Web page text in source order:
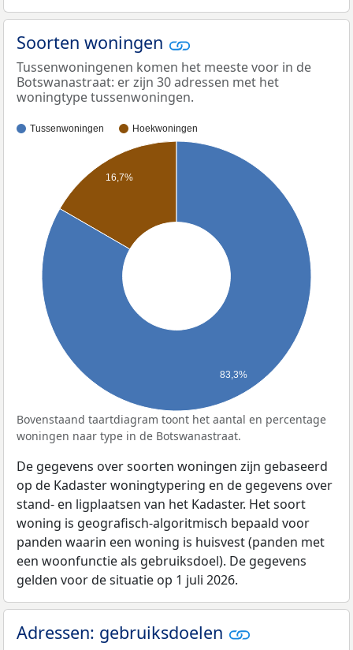
Soorten woningen
Tussenwoningenen komen het meeste voor in de
Botswanastraat: er zijn 30 adressen met het
woningtype tussenwoningen.
Tussenwoningen Hoekwoningen
16,7%
83,3%
Bovenstaand taartdiagram toont het aantal en percentage
woningen naar type in de Botswanastraat.
De gegevens over soorten woningen zijn gebaseerd
op de Kadaster woningtypering en de gegevens over
stand- en ligplaatsen van het Kadaster. Het soort
woning is geografisch-algoritmisch bepaald voor
panden waarin een woning is huisvest (panden met
een woonfunctie als gebruiksdoel). De gegevens
gelden voor de situatie op 1 juli 2026.
Adressen: gebruiksdoelen